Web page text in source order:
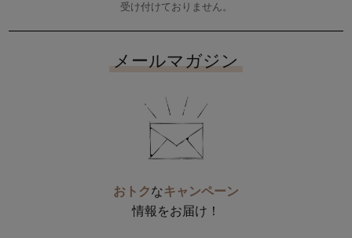
受け付けておりません。
メールマガジン
おトクなキャンペーン
情報をお届け！